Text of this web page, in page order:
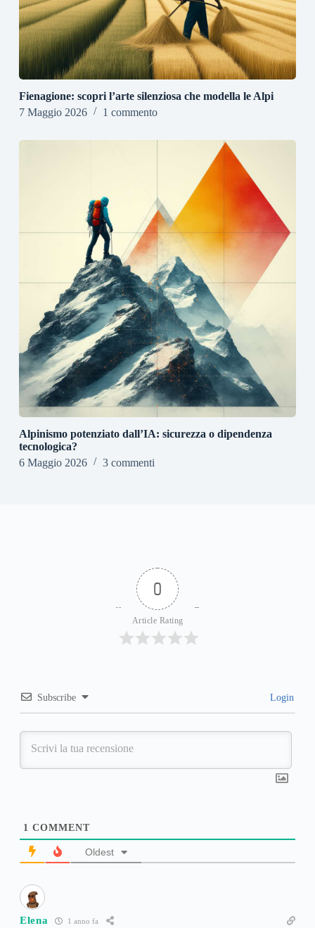
Fienagione: scopri l’arte silenziosa che modella le Alpi
7 Maggio 2026
1 commento
Alpinismo potenziato dall’IA: sicurezza o dipendenza
tecnologica?
6 Maggio 2026
3 commenti
0
Article Rating
Subscribe Login
1 COMMENT
Oldest
Elena 1 anno fa